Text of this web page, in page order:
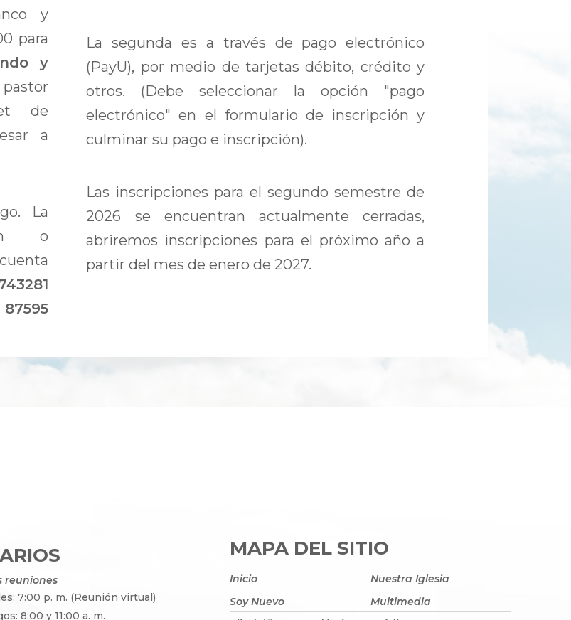
y
para
y
de
a
La
o
La segunda es a través de pago electrónico
(PayU), por medio de tarjetas débito, crédito y
otros. (Debe seleccionar la opción "pago
electrónico" en el formulario de inscripción y
culminar su pago e inscripción).
Las inscripciones para el segundo semestre de
2026 se encuentran actualmente cerradas,
abriremos inscripciones para el próximo año a
partir del mes de enero de 2027.
reuniones
7:00 p. m. (Reunión virtual)
8:00 y 11:00 a. m.
MAPA DEL SITIO
Inicio
Nuestra Iglesia
Soy Nuevo
Multimedia